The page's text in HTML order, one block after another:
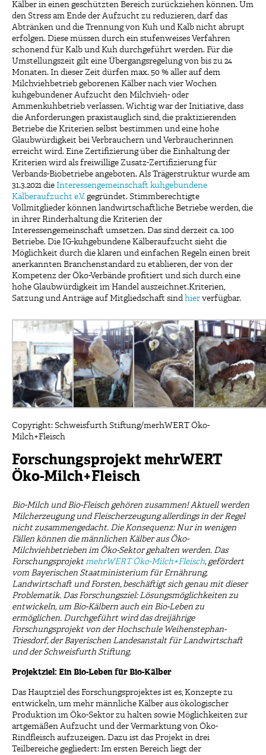
Kälber in einen geschützten Bereich zurückziehen können. Um
den Stress am Ende der Aufzucht zu reduzieren, darf das
Abtränken und die Trennung von Kuh und Kalb nicht abrupt
erfolgen. Diese müssen durch ein stufenweises Verfahren
schonend für Kalb und Kuh durchgeführt werden. Für die
Umstellungszeit gilt eine Übergangsregelung von bis zu 24
Monaten. In dieser Zeit dürfen max. 50 % aller auf dem
Milchviehbetrieb geborenen Kälber nach vier Wochen
kuhgebundener Aufzucht den Milchvieh- oder
Ammenkuhbetrieb verlassen. Wichtig war der Initiative, dass
die Anforderungen praxistauglich sind, die praktizierenden
Betriebe die Kriterien selbst bestimmen und eine hohe
Glaubwürdigkeit bei Verbrauchern und Verbraucherinnen
erreicht wird. Eine Zertifizierung über die Einhaltung der
Kriterien wird als freiwillige Zusatz-Zertifizierung für
Verbands-Biobetriebe angeboten. Als Trägerstruktur wurde am
31.3.2021 die Interessengemeinschaft kuhgebundene
Kälberaufzucht e.V. gegründet. Stimmberechtigte
Vollmitglieder können landwirtschaftliche Betriebe werden, die
in ihrer Rinderhaltung die Kriterien der
Interessengemeinschaft umsetzen. Das sind derzeit ca. 100
Betriebe. Die IG-kuhgebundene Kälberaufzucht sieht die
Möglichkeit durch die klaren und einfachen Regeln einen breit
anerkannten Branchenstandard zu etablieren, der von der
Kompetenz der Öko-Verbände profitiert und sich durch eine
hohe Glaubwürdigkeit im Handel auszeichnet.Kriterien,
Satzung und Anträge auf Mitgliedschaft sind hier verfügbar.
Copyright: Schweisfurth Stiftung/merhWERT Öko-
Milch+Fleisch
Forschungsprojekt mehrWERT
Öko-Milch+Fleisch
Bio-Milch und Bio-Fleisch gehören zusammen! Aktuell werden
Milcherzeugung und Fleischerzeugung allerdings in der Regel
nicht zusammengedacht. Die Konsequenz: Nur in wenigen
Fällen können die männlichen Kälber aus Öko-
Milchviehbetrieben im Öko-Sektor gehalten werden. Das
ForschungsprojektmehrWERT Öko-Milch+Fleisch, gefördert
vom Bayerischen Staatministerium für Ernährung,
Landwirtschaft und Forsten, beschäftigt sich genau mit dieser
Problematik. Das Forschungsziel: Lösungsmöglichkeiten zu
entwickeln, um Bio-Kälbern auch ein Bio-Leben zu
ermöglichen. Durchgeführt wird das dreijährige
Forschungsprojekt von der Hochschule Weihenstephan-
Triesdorf, der Bayerischen Landesanstalt für Landwirtschaft
und der Schweisfurth Stiftung.
Projektziel: Ein Bio-Leben für Bio-Kälber
Das Hauptziel des Forschungsprojektes ist es, Konzepte zu
entwickeln, um mehr männliche Kälber aus ökologischer
Produktion im Öko-Sektor zu halten sowie Möglichkeiten zur
artgemäßen Aufzucht und der Vermarktung von Öko-
Rindfleisch aufzuzeigen. Dazu ist das Projekt in drei
Teilbereiche gegliedert: Im ersten Bereich liegt der